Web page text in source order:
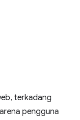
terkadang
pengguna